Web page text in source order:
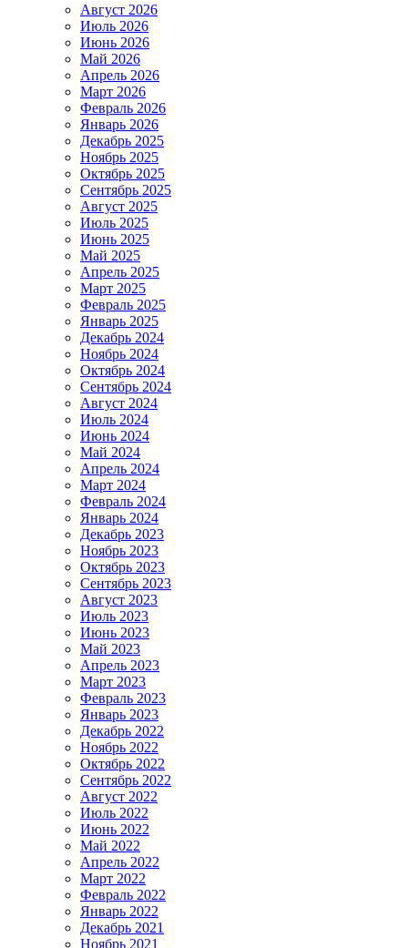
Август 2026
Июль 2026
Июнь 2026
Май 2026
Апрель 2026
Март 2026
Февраль 2026
Январь 2026
Декабрь 2025
Ноябрь 2025
Октябрь 2025
Сентябрь 2025
Август 2025
Июль 2025
Июнь 2025
Май 2025
Апрель 2025
Март 2025
Февраль 2025
Январь 2025
Декабрь 2024
Ноябрь 2024
Октябрь 2024
Сентябрь 2024
Август 2024
Июль 2024
Июнь 2024
Май 2024
Апрель 2024
Март 2024
Февраль 2024
Январь 2024
Декабрь 2023
Ноябрь 2023
Октябрь 2023
Сентябрь 2023
Август 2023
Июль 2023
Июнь 2023
Май 2023
Апрель 2023
Март 2023
Февраль 2023
Январь 2023
Декабрь 2022
Ноябрь 2022
Октябрь 2022
Сентябрь 2022
Август 2022
Июль 2022
Июнь 2022
Май 2022
Апрель 2022
Март 2022
Февраль 2022
Январь 2022
Декабрь 2021
Ноябрь 2021